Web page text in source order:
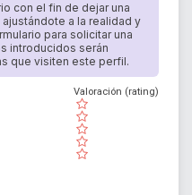
con el fin de dejar una
a la realidad y
para solicitar una
introducidos serán
que visiten este perfil.
( )
( )
( )
( )
( )
Valoración (rating)